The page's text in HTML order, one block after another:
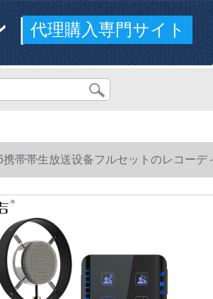
ド代理購入専門サイト
携帯帯生放送设备フルセットのレコー